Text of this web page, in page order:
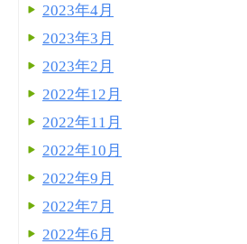
2023年4月
2023年3月
2023年2月
2022年12月
2022年11月
2022年10月
2022年9月
2022年7月
2022年6月